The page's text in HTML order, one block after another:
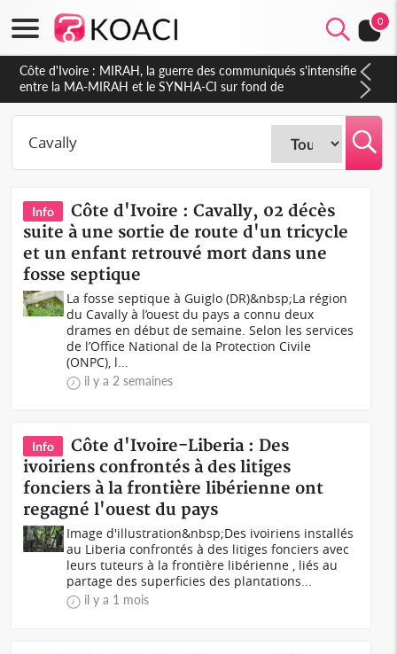
0
Côte d'Ivoire : Indépendance 2026, Thiam plaide pour un
environnement démocratique plus apaisé
Info
Côte d'Ivoire : Cavally, 02 décès
suite à une sortie de route d'un tricycle
et un enfant retrouvé mort dans une
fosse septique
La fosse septique à Guiglo (DR)&nbsp;La région
du Cavally à l’ouest du pays a connu deux
drames en début de semaine. Selon les services
de l’Office National de la Protection Civile
(ONPC), l...
il y a 2 semaines
Info
Côte d'Ivoire-Liberia : Des
ivoiriens confrontés à des litiges
fonciers à la frontière libérienne ont
regagné l'ouest du pays
Image d'illustration&nbsp;Des ivoiriens installés
au Liberia confrontés à des litiges fonciers avec
leurs tuteurs à la frontière libérienne , liés au
partage des superficies des plantations...
il y a 1 mois